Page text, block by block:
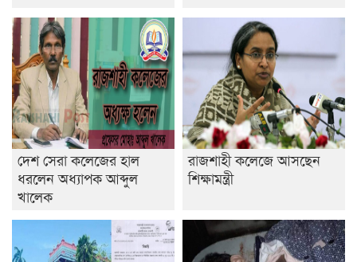
দেশ সেরা কলেজের হাল
ধরলেন অধ্যাপক আব্দুল
খালেক
রাজশাহী কলেজে আসছেন
শিক্ষামন্ত্রী